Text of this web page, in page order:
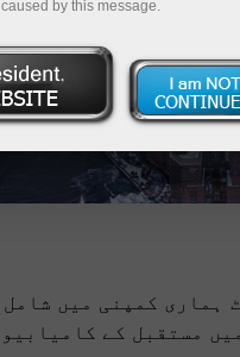
ہماری کمپنی میں
مستقبل کے
by this message.